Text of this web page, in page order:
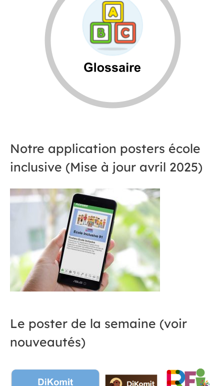
Notre application posters école
inclusive (Mise à jour avril 2025)
Le poster de la semaine (voir
nouveautés)